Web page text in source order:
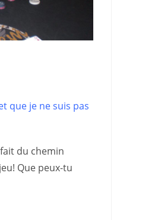
que je ne suis pas
du chemin
Que peux-tu